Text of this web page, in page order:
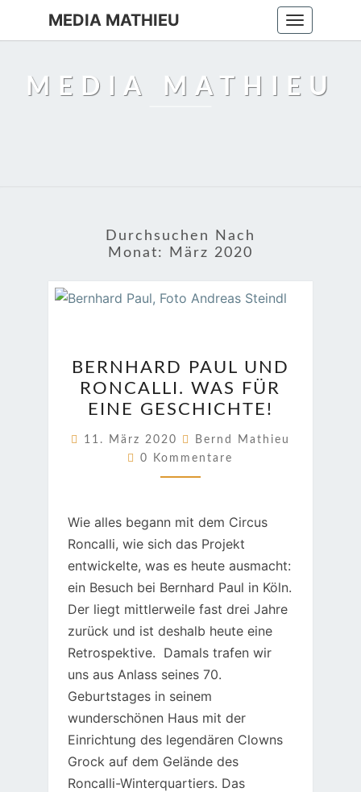
Toggle
navigation
MEDIA MATHIEU
MEDIA MATHIEU
Durchsuchen Nach
Monat:
März 2020
PAUL
UND
RONCALLI.
WAS
FÜR
EINE
BERNHARD PAUL UND
RONCALLI. WAS FÜR
EINE GESCHICHTE!
11. März 2020
Bernd Mathieu
Kommentare
0 Kommentare
Wie alles begann mit dem Circus
Roncalli, wie sich das Projekt
entwickelte, was es heute ausmacht:
ein Besuch bei Bernhard Paul in Köln.
Der liegt mittlerweile fast drei Jahre
zurück und ist deshalb heute eine
Retrospektive. Damals trafen wir
uns aus Anlass seines 70.
Geburtstages in seinem
wunderschönen Haus mit der
Einrichtung des legendären Clowns
Grock auf dem Gelände des
Roncalli-Winterquartiers. Das